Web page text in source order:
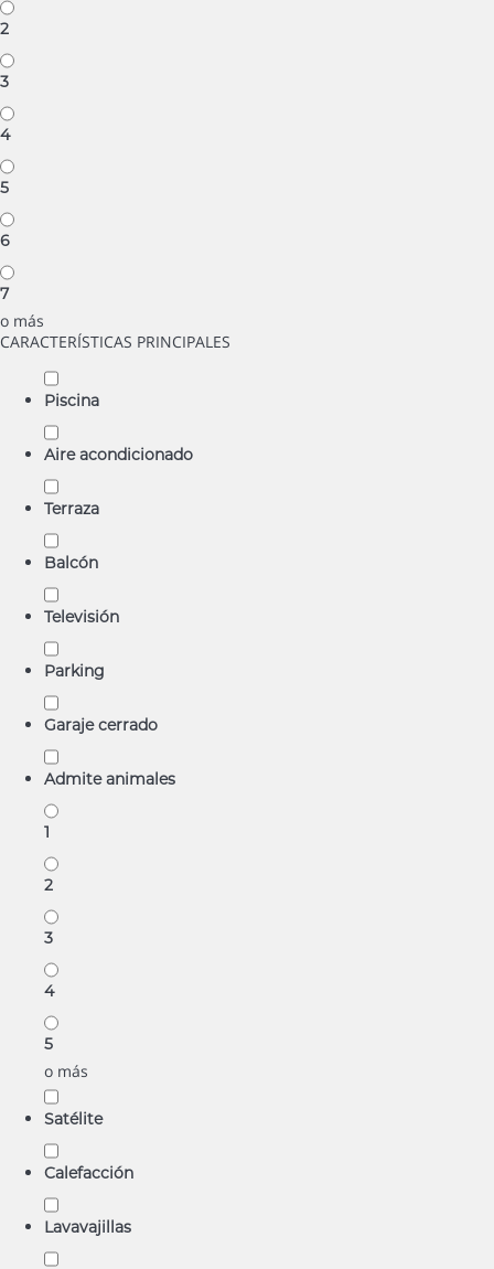
2
3
4
5
6
7
o más
CARACTERÍSTICAS PRINCIPALES
Piscina
Aire acondicionado
Terraza
Balcón
Televisión
Parking
Garaje cerrado
Admite animales
1
2
3
4
5
o más
Satélite
Calefacción
Lavavajillas